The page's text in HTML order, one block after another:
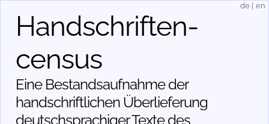
Handschriften­
census
Eine Bestandsaufnahme der
handschriftlichen Über­lieferung
deutschsprachiger Texte des
de en